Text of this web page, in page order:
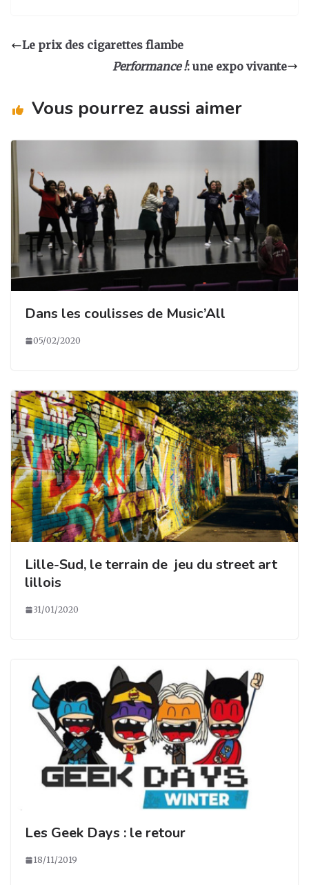
a
m
e
o
e
dI
g
er
Le prix des cigarettes flambe
Performance !: une expo vivante
Vous pourrez aussi aimer
Dans les coulisses de Music’All
05/02/2020
Lille-Sud, le terrain de jeu du street art
lillois
31/01/2020
Les Geek Days : le retour
18/11/2019